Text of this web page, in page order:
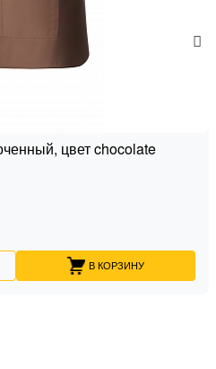
цвет chocolate
В КОРЗИНУ